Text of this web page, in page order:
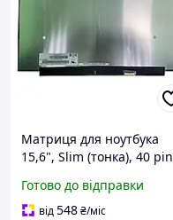
Матриця для ноутбука
15,6", Slim (тонка), 40 pin
1920x1080, Світлодіодна
(LED), ADS, без
Готово до відправки
від548₴/міс